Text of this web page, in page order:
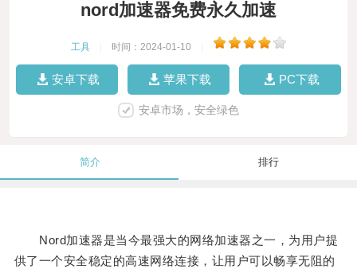
nord加速器免费永久加速
工具 时间：2024-01-10
安卓下载 苹果下载 PC下载
安卓市场，安全绿色
简介 排行
Nord加速器是当今最强大的网络加速器之一，为用户提
供了一个安全稳定的高速网络连接，让用户可以畅享无阻的